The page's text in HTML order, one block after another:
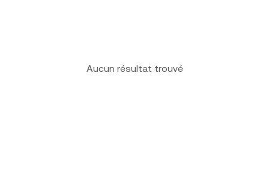
Aucun résultat trouvé